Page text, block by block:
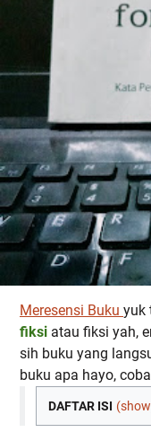
Meresensi Buku yuk
fiksi atau fiksi yah,
sih buku yang
buku apa hayo,
DAFTAR ISI